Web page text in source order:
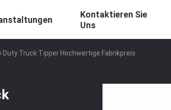
Kontaktieren Sie
Uns
Duty Truck Tipper Hochwertige Fabrikpreis